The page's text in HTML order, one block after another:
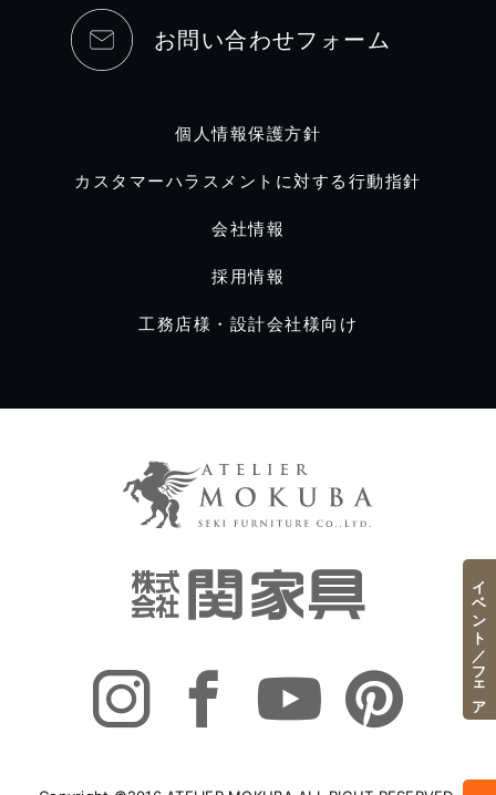
お問い合わせフォーム
個人情報保護方針
カスタマーハラスメントに対する行動指針
会社情報
採用情報
工務店様・設計会社様向け
イベント／フェア